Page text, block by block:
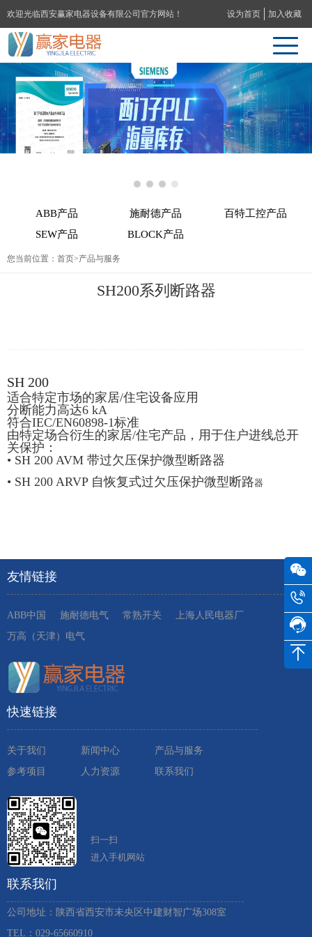
欢迎光临西安赢家电器设备有限公司官方网站！ 设为首页 加入收藏
ABB产品 施耐德产品
百特工控产品
SEW产品
BLOCK产品
您当前位置： 首页>产品与服务
SH200系列断路器
SH 200
适合特定市场的家居/住宅设备应用
分断能力高达6 kA
符合IEC/EN60898-1标准
由特定场合衍生的家居/住宅产品，用于住户进线总开
关保护：
• SH 200 AVM 带过欠压保护微型断路器
• SH 200 ARVP 自恢复式过欠压保护微型断路器
友情链接
ABB中国 施耐德电气 常熟开关
上海人民电器厂
万高（天津）电气
快速链接
关于我们 新闻中心
产品与服务
参考项目
人力资源 联系我们
扫一扫
进入手机网站
联系我们
公司地址：陕西省西安市未央区中建财智广场308室
TEL：029-65660910 ​